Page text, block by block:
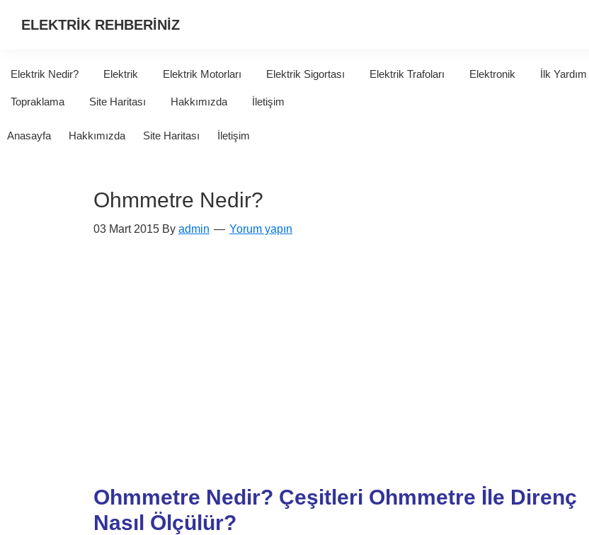
ELEKTRİK REHBERİNİZ
HER
Elektrik Nedir? Elektrik Elektrik Motorları Elektrik Sigortası Elektrik Trafoları Elektronik İlk Yardım
Topraklama Site Haritası Hakkımızda İletişim
Anasayfa Hakkımızda Site Haritası İletişim
Ohmmetre Nedir?
03 Mart 2015 By admin Yorum yapın
Ohmmetre Nedir? Çeşitleri Ohmmetre İle Direnç
Nasıl Ölçülür?